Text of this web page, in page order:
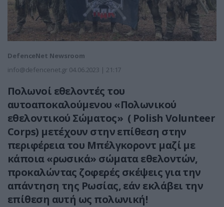
DefenceNet Newsroom
info@defencenet.gr 04.06.2023 | 21:17
Πολωνοί εθελοντές του
αυτοαποκαλούμενου «Πολωνικού
εθελοντικού Σώματος» ( Polish Volunteer
Corps) μετέχουν στην επίθεση στην
περιφέρεια του Μπέλγκοροντ μαζί με
κάποια «ρωσικά» σώματα εθελοντών,
προκαλώντας ζοφερές σκέψεις για την
απάντηση της Ρωσίας, εάν εκλάβει την
επίθεση αυτή ως πολωνική!